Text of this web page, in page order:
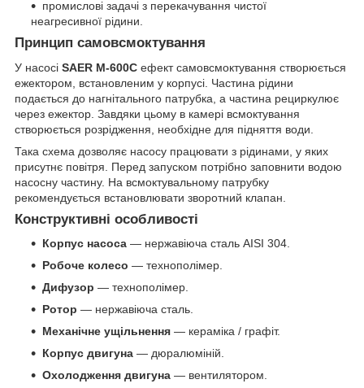
промислові задачі з перекачування чистої
неагресивної рідини.
Принцип самовсмоктування
У насосі SAER M-600C ефект самовсмоктування створюється
ежектором, встановленим у корпусі. Частина рідини
подається до нагнітального патрубка, а частина рециркулює
через ежектор. Завдяки цьому в камері всмоктування
створюється розрідження, необхідне для підняття води.
Така схема дозволяє насосу працювати з рідинами, у яких
присутнє повітря. Перед запуском потрібно заповнити водою
насосну частину. На всмоктувальному патрубку
рекомендується встановлювати зворотний клапан.
Конструктивні особливості
Корпус насоса — нержавіюча сталь AISI 304.
Робоче колесо — технополімер.
Дифузор — технополімер.
Ротор — нержавіюча сталь.
Механічне ущільнення — кераміка / графіт.
Корпус двигуна — дюралюміній.
Охолодження двигуна — вентилятором.